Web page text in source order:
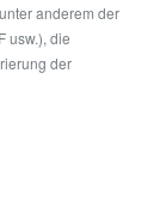
anderem der
usw.), die
der